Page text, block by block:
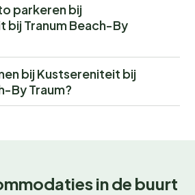
parkeren bij
bij Tranum Beach-By
bij Kustsereniteit bij
By Traum?
in de buurt